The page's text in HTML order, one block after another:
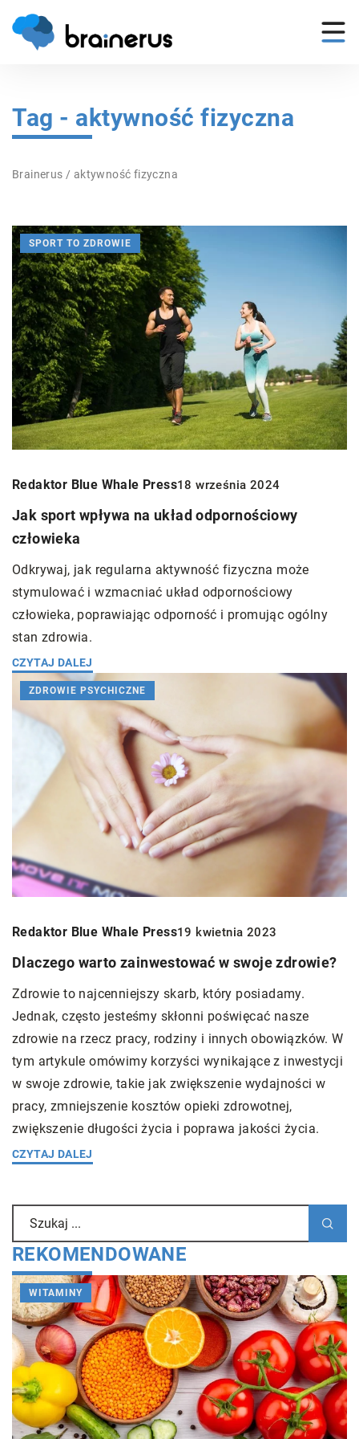
Tag - aktywność fizyczna
Brainerus / aktywność fizyczna
SPORT TO ZDROWIE
Redaktor Blue Whale Press18 września 2024
Jak sport wpływa na układ odpornościowy
człowieka
Odkrywaj, jak regularna aktywność fizyczna może
stymulować i wzmacniać układ odpornościowy
człowieka, poprawiając odporność i promując ogólny
stan zdrowia.
CZYTAJ DALEJ
ZDROWIE PSYCHICZNE
Redaktor Blue Whale Press19 kwietnia 2023
Dlaczego warto zainwestować w swoje zdrowie?
Zdrowie to najcenniejszy skarb, który posiadamy.
Jednak, często jesteśmy skłonni poświęcać nasze
zdrowie na rzecz pracy, rodziny i innych obowiązków. W
tym artykule omówimy korzyści wynikające z inwestycji
w swoje zdrowie, takie jak zwiększenie wydajności w
pracy, zmniejszenie kosztów opieki zdrowotnej,
zwiększenie długości życia i poprawa jakości życia.
CZYTAJ DALEJ
REKOMENDOWANE
WITAMINY